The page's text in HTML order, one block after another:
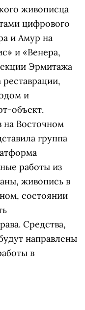
живописца
цифрового
и Амур на
и «Венера,
Эрмитажа
и
объект.
на Восточном
группа
работы из
живопись в
состоянии
Средства,
направлены
в